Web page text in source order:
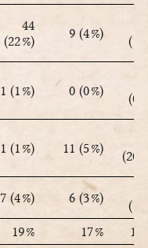
44
(22 %)
9 (4 %)
(1
1 (1 %) 0 (0 %)
(0
1 (1 %) 11 (5 %)
(20
7 (4 %) 6 (3 %)
(1
19 % 17 %
13